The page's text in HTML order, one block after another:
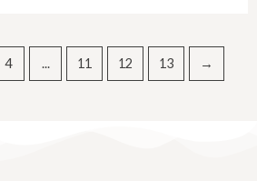
4 ... 11 12 13 →